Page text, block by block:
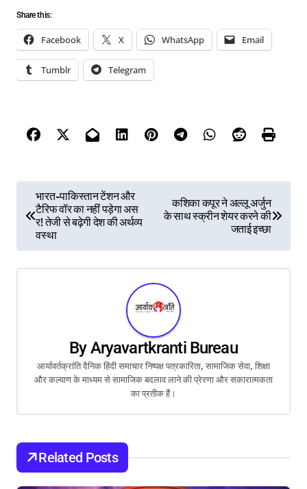
Share this:
Facebook X WhatsApp Email
Tumblr Telegram
o
s
t
g
a
t
भारत-पाकिस्तान टेंशन और
टैरिफ वॉर का नहीं पड़ेगा अस
र! तेजी से बढ़ेगी देश की अर्थव्य
वस्था
कशिका कपूर ने अल्लू अर्जुन
के साथ स्क्रीन शेयर करने की
जताई इच्छा
ByAryavartkranti Bureau
आर्यावर्तक्रांति दैनिक हिंदी समाचार निष्पक्ष पत्रकारिता, सामाजिक सेवा, शिक्षा
और कल्याण के माध्यम से सामाजिक बदलाव लाने की प्रेरणा और सकारात्मकता
का प्रतीक हैं।
Related Posts